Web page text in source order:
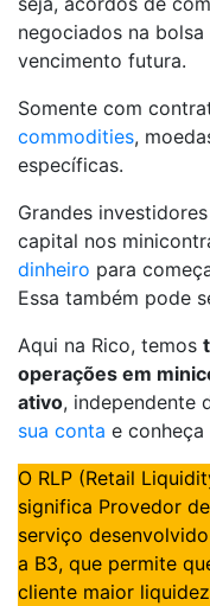
negociados na
vencimento futura.
Somente com
commodities,
específicas.
Grandes
capital nos
dinheiro para
Essa também pode
Aqui na Rico, temos
operações em
ativo, independente
sua conta e
O RLP (Retail
significa Provedor
serviço
a B3, que permite
cliente maior